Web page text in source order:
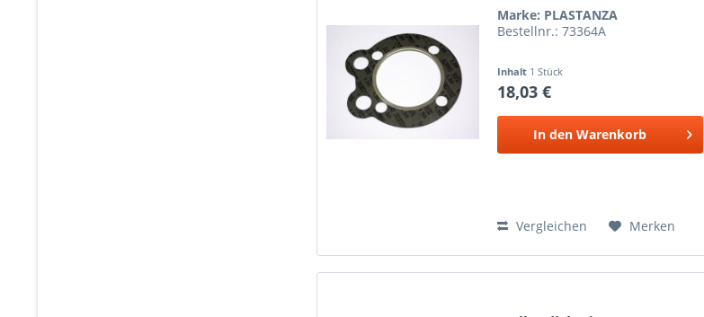
Marke: PLASTANZA
Bestellnr.: 73364A
Inhalt 1 Stück
18,03 €
In den Warenkorb
Vergleichen Merken